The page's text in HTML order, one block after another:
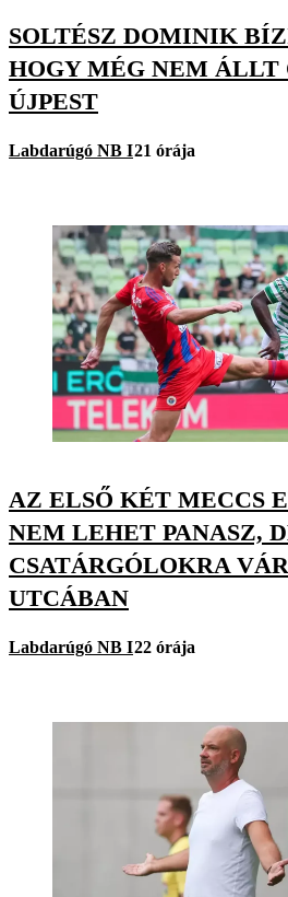
SOLTÉSZ DOMINIK
HOGY MÉG NEM ÁLLT
ÚJPEST
Labdarúgó NB I21 órája
AZ ELSŐ KÉT MECCS
NEM LEHET PANASZ,
CSATÁRGÓLOKRA
UTCÁBAN
Labdarúgó NB I22 órája